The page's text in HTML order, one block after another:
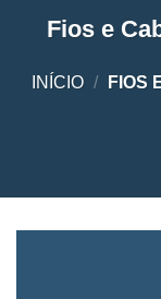
Fios e
INÍCIO / FIOS